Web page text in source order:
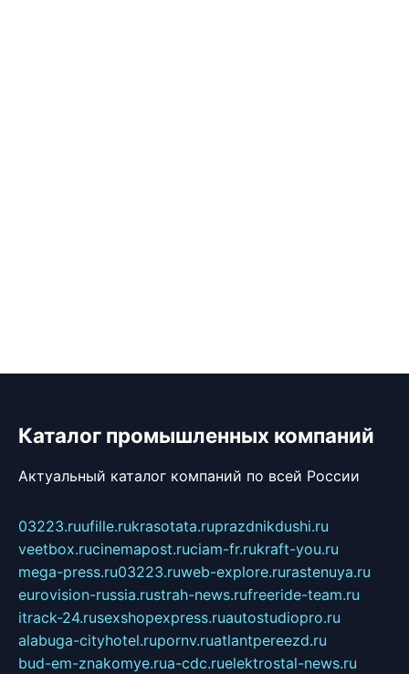
Каталог промышленных компаний
Актуальный каталог компаний по всей России
03223.ruufille.rukrasotata.ruprazdnikdushi.ru
veetbox.rucinemapost.ruciam-fr.rukraft-you.ru
mega-press.ru03223.ruweb-explore.rurastenuya.ru
eurovision-russia.rustrah-news.rufreeride-team.ru
itrack-24.rusexshopexpress.ruautostudiopro.ru
alabuga-cityhotel.rupornv.ruatlantpereezd.ru
bud-em-znakomye.rua-cdc.ruelektrostal-news.ru